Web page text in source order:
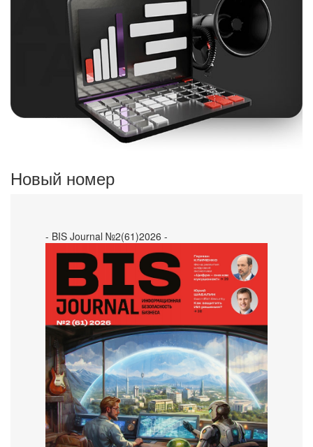
Новый номер
- BIS Journal №2(61)2026 -